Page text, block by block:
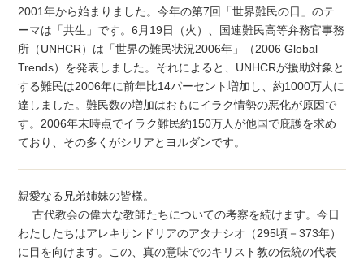
2001年から始まりました。今年の第7回「世界難民の日」のテ
ーマは「共生」です。6月19日（火）、国連難民高等弁務官事務
所（UNHCR）は「世界の難民状況2006年」（2006 Global
Trends）を発表しました。それによると、UNHCRが援助対象と
する難民は2006年に前年比14パーセント増加し、約1000万人に
達しました。難民数の増加はおもにイラク情勢の悪化が原因で
す。2006年末時点でイラク難民約150万人が他国で庇護を求め
ており、その多くがシリアとヨルダンです。
親愛なる兄弟姉妹の皆様。
古代教会の偉大な教師たちについての考察を続けます。今日
わたしたちはアレキサンドリアのアタナシオ（295頃－373年）
に目を向けます。この、真の意味でのキリスト教の伝統の代表